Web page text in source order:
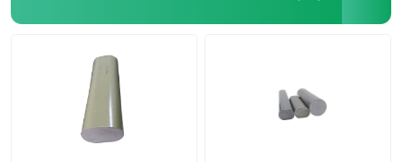
Nouvelles
Demandez un devis
Isolateur ferroviaire